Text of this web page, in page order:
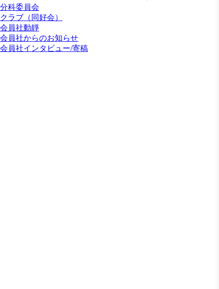
分科委員会
クラブ（同好会）
会員社動靜
会員社からのお知らせ
会員社インタビュー/寄稿